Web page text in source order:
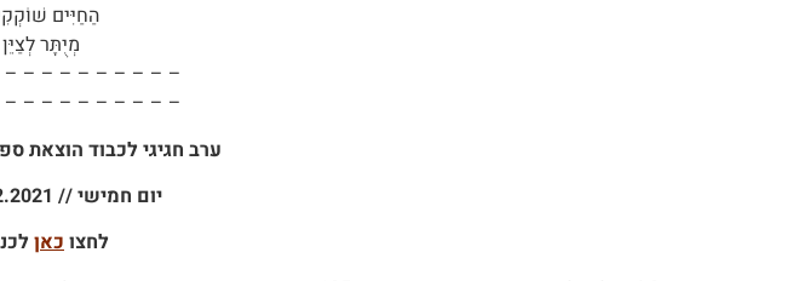
הַחַיִּים
מְיֻתָּר
– – – – – – – – –
– – – – – – – – –
ערב חגיגי לכבוד הוצאת
יום חמישי // 04.02.2021 // 20:00 // zoom
לחצוכאן